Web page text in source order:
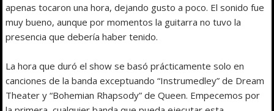
apenas tocaron una hora, dejando gusto a poco. El sonido fue
muy bueno, aunque por momentos la guitarra no tuvo la
presencia que debería haber tenido.
La hora que duró el show se basó prácticamente solo en
canciones de la banda exceptuando “Instrumedley” de Dream
Theater y “Bohemian Rhapsody” de Queen. Empecemos por